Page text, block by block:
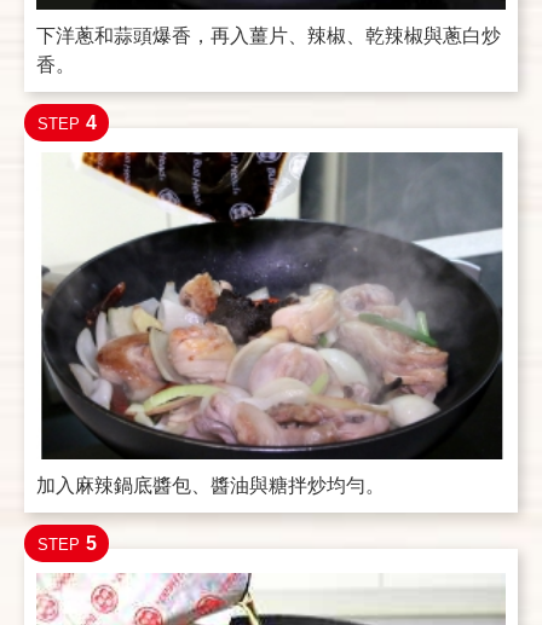
下洋蔥和蒜頭爆香，再入薑片、辣椒、乾辣椒與蔥白炒
香。
STEP 4
加入麻辣鍋底醬包、醬油與糖拌炒均勻。
STEP 5